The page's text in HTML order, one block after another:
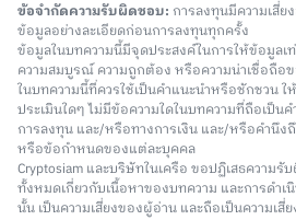
ข้อจำกัดความรับผิดชอบ: การลงทุนมีความเสี่
ข้อมูลอย่างละเอียดก่อนการลงทุนทุกครั้ง
ข้อมูลในบทความนี้มีจุดประสงค์ในการให้ข้อมูลเ
ความสมบูรณ์ ความถูกต้อง หรือความน่าเชื่อถือ
ในบทความนี้ที่ควรใช้เป็นคำแนะนำหรือชักชวน
ประเมินใดๆ ไม่มีข้อความใดในบทความที่ถือเป็น
การลงทุน และ/หรือทางการเงิน และ/หรือคำนึง
หรือข้อกำหนดของแต่ละบุคคล
Cryptosiam และบริษัทในเครือ ขอปฏิเสธความ
ทั้งหมดเกี่ยวกับเนื้อหาของบทความ และการดำ
นั้น เป็นความเสี่ยงของผู้อ่าน และถือเป็นความเสี่